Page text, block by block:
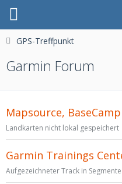
GPS-Treffpunkt
Garmin Forum
Landkarten nicht lokal gespeichert
Aufgezeichneter Track in